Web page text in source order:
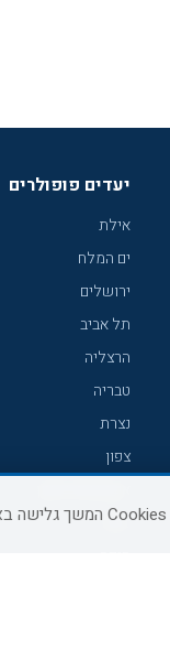
יעדים פופולרים
אילת
ים המלח
ירושלים
תל אביב
הרצליה
טבריה
נצרת
צפון
נתניה